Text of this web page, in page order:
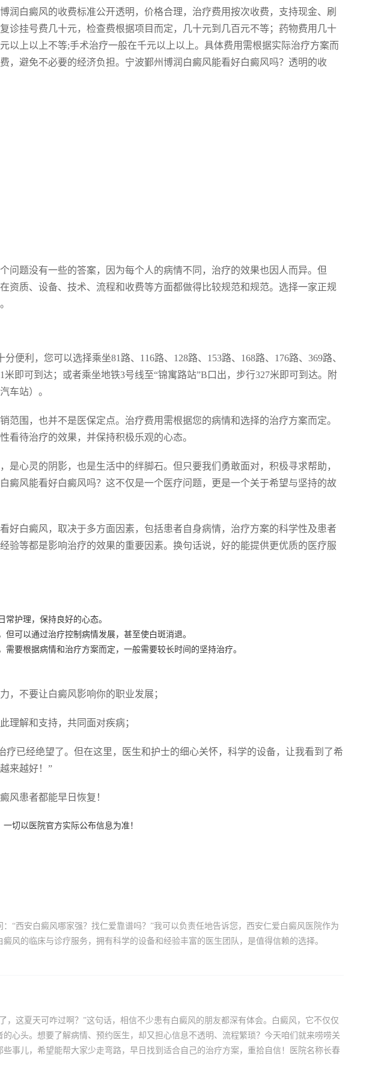
润白癜风的收费标准公开透明，价格合理，治疗费用按次收费，支持现金、刷
诊挂号费几十元，检查费根据项目而定，几十元到几百元不等；药物费用几十
以上以上不等;手术治疗一般在千元以上以上。具体费用需根据实际治疗方案而
，避免不必要的经济负担。宁波鄞州博润白癜风能看好白癜风吗？透明的收
问题没有一些的答案，因为每个人的病情不同，治疗的效果也因人而异。但
资质、设备、技术、流程和收费等方面都做得比较规范和规范。选择一家正规
便利，您可以选择乘坐81路、116路、128路、153路、168路、176路、369路、
即可到达；或者乘坐地铁3号线至“锦寓路站”B口出，步行327米即可到达。附
车站）。
范围，也并不是医保定点。治疗费用需根据您的病情和选择的治疗方案而定。
看待治疗的效果，并保持积极乐观的心态。
是心灵的阴影，也是生活中的绊脚石。但只要我们勇敢面对，积极寻求帮助，
癜风能看好白癜风吗？这不仅是一个医疗问题，更是一个关于希望与坚持的故
好白癜风，取决于多方面因素，包括患者自身病情，治疗方案的科学性及患者
验等都是影响治疗的效果的重要因素。换句话说，好的能提供更优质的医疗服
常护理，保持良好的心态。
但可以通过治疗控制病情发展，甚至使白斑消退。
需要根据病情和治疗方案而定，一般需要较长时间的坚持治疗。
，不要让白癜风影响你的职业发展；
理解和支持，共同面对疾病；
疗已经绝望了。但在这里，医生和护士的细心关怀，科学的设备，让我看到了希
来越好！”
风患者都能早日恢复！
切以医院官方实际公布信息为准！
“西安白癜风哪家强？找仁爱靠谱吗？”我可以负责任地告诉您，西安仁爱白癜风医院作为
风的临床与诊疗服务，拥有科学的设备和经验丰富的医生团队，是值得信赖的选择。
，这夏天可咋过啊？”这句话，相信不少患有白癜风的朋友都深有体会。白癜风，它不仅仅
心头。想要了解病情、预约医生，却又担心信息不透明、流程繁琐？今天咱们就来唠唠关
事儿，希望能帮大家少走弯路，早日找到适合自己的治疗方案，重拾自信！医院名称长春